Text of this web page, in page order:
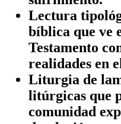
Lectura
bíblica que ve
Testamento
realidades en
Liturgia de
litúrgicas que
comunidad